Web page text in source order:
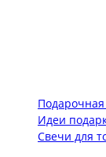
Подарочная
Идеи
Свечи для